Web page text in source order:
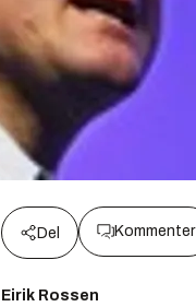
Del Kommenter
Eirik Rossen